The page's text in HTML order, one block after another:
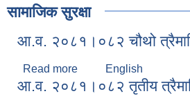
सामाजिक सुरक्षा
आ.व. २०८१।०८२ चौथो
Read more about आ.व. २०८१।०८२
English
आ.व. २०८१।०८२ तृतीय